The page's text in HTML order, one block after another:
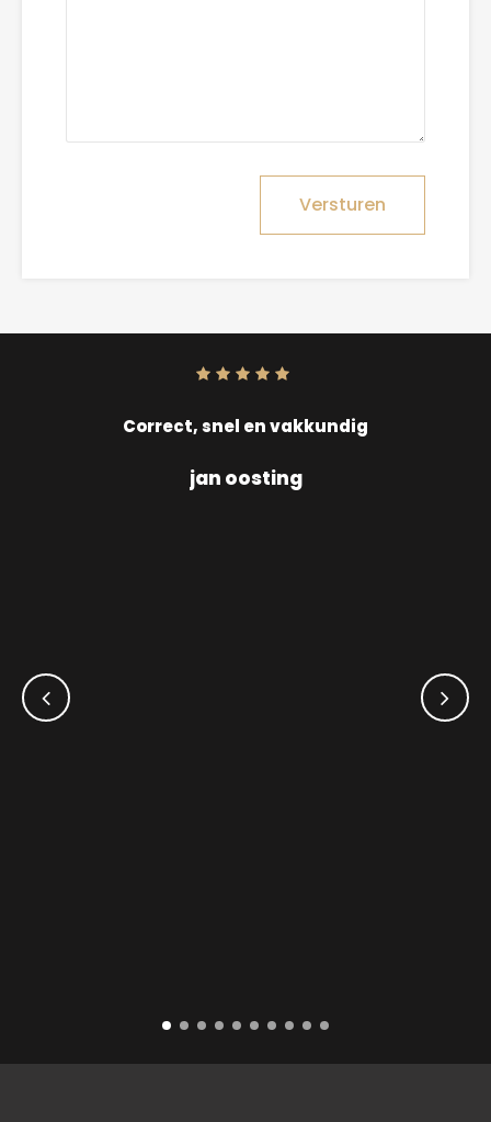
Versturen
10
Correct, snel en vakkundig
jan oosting